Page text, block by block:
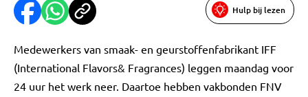
Hulp bij lezen
Medewerkers van smaak- en geurstoffenfabrikant IFF
(International Flavors& Fragrances) leggen maandag voor
24 uur het werk neer. Daartoe hebben vakbonden FNV